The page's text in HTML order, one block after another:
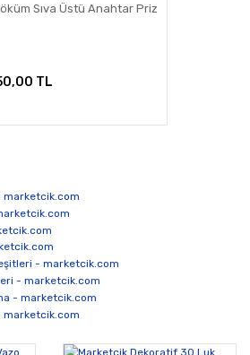
Sıva Üstü Anahtar Priz
TL